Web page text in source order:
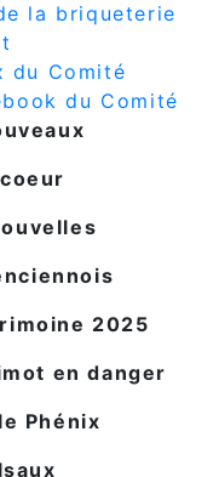
la briqueterie
du Comité
du Comité
2025
en danger
Phénix